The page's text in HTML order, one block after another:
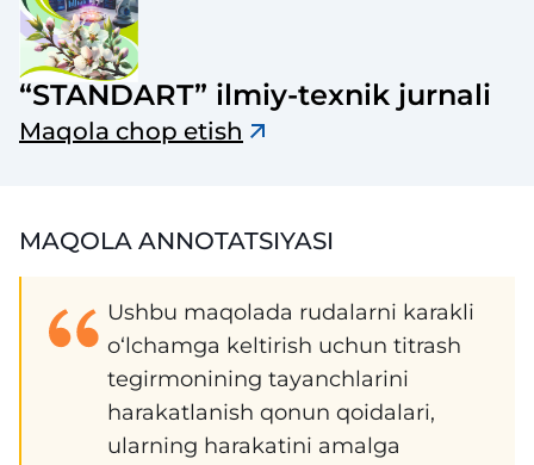
“STANDART” ilmiy-texnik jurnali
Maqola chop etish
MAQOLA ANNOTATSIYASI
Ushbu maqolada rudalarni karakli
o‘lchamga keltirish uchun titrash
tegirmonining tayanchlarini
harakatlanish qonun qoidalari,
ularning harakatini amalga